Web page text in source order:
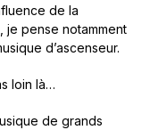
de la
je pense notamment
d’ascenseur.
loin là…
de grands